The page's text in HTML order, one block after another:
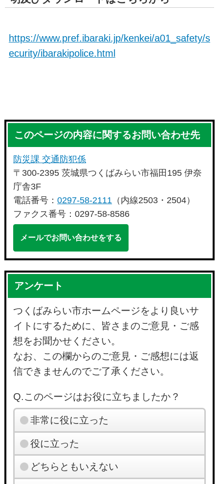
https://www.pref.ibaraki.jp/kenkei/a01_safety/s
ecurity/ibarakipolice.html
このページの内容に関するお問い合わせ先
防災課 交通防犯係
〒300-2395 茨城県つくばみらい市福田195 伊奈
庁舎3F
電話番号：0297-58-2111 （内線2503・2504）
ファクス番号：0297-58-8586
メールでお問い合わせをする
アンケート
つくばみらい市ホームページをより良いサ
イトにするために、皆さまのご意見・ご感
想をお聞かせください。
なお、この欄からのご意見・ご感想には返
信できませんのでご了承ください。
Q.このページはお役に立ちましたか？
非常に役に立った
役に立った
どちらともいえない